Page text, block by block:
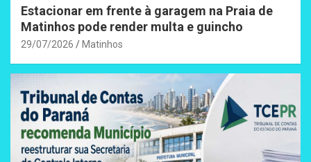
Estacionar em frente à garagem na Praia de
Matinhos pode render multa e guincho
29/07/2026 Matinhos